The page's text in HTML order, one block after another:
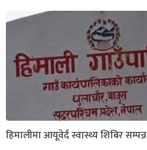
हिमालीमा आयूवेर्द स्वास्थ्य शिबिर सम्पन्न ‍